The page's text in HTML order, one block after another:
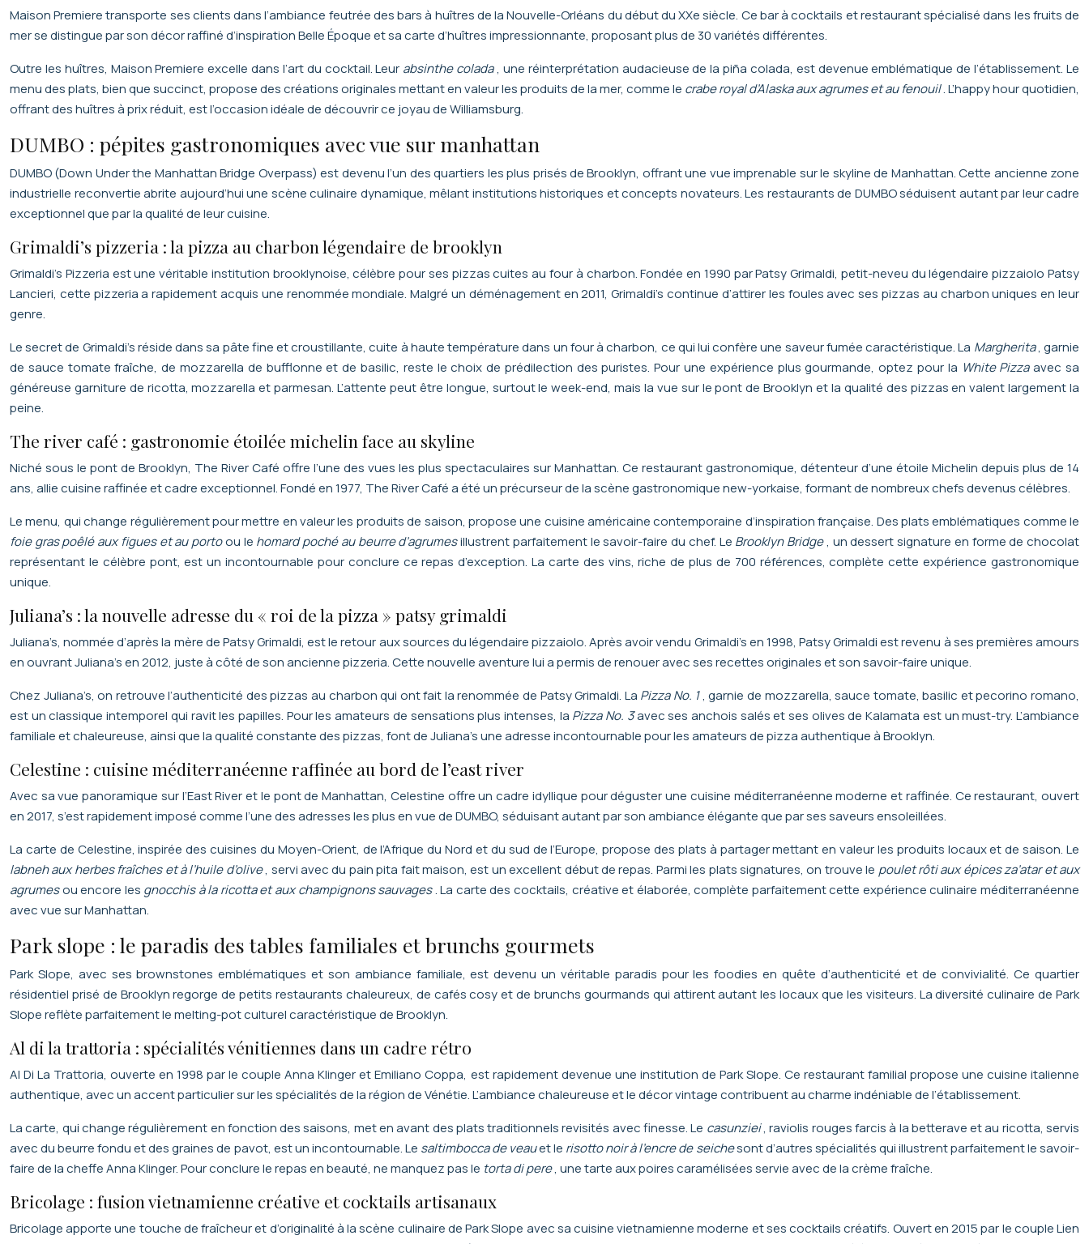
Maison Premiere transporte ses clients dans l’ambiance feutrée des bars à huîtres de la Nouvelle-Orléans du début du XXe siècle. Ce bar à cocktails et restaurant spécialisé dans les fruits de
mer se distingue par son décor raffiné d’inspiration Belle Époque et sa carte d’huîtres impressionnante, proposant plus de 30 variétés différentes.
Outre les huîtres, Maison Premiere excelle dans l’art du cocktail. Leur absinthe colada, une réinterprétation audacieuse de la piña colada, est devenue emblématique de l’établissement. Le
menu des plats, bien que succinct, propose des créations originales mettant en valeur les produits de la mer, comme le crabe royal d’Alaska aux agrumes et au fenouil. L’happy hour quotidien,
offrant des huîtres à prix réduit, est l’occasion idéale de découvrir ce joyau de Williamsburg.
DUMBO : pépites gastronomiques avec vue sur manhattan
DUMBO (Down Under the Manhattan Bridge Overpass) est devenu l’un des quartiers les plus prisés de Brooklyn, offrant une vue imprenable sur le skyline de Manhattan. Cette ancienne zone
industrielle reconvertie abrite aujourd’hui une scène culinaire dynamique, mêlant institutions historiques et concepts novateurs. Les restaurants de DUMBO séduisent autant par leur cadre
exceptionnel que par la qualité de leur cuisine.
Grimaldi’s pizzeria : la pizza au charbon légendaire de brooklyn
Grimaldi’s Pizzeria est une véritable institution brooklynoise, célèbre pour ses pizzas cuites au four à charbon. Fondée en 1990 par Patsy Grimaldi, petit-neveu du légendaire pizzaiolo Patsy
Lancieri, cette pizzeria a rapidement acquis une renommée mondiale. Malgré un déménagement en 2011, Grimaldi’s continue d’attirer les foules avec ses pizzas au charbon uniques en leur
genre.
Le secret de Grimaldi’s réside dans sa pâte fine et croustillante, cuite à haute température dans un four à charbon, ce qui lui confère une saveur fumée caractéristique. La Margherita, garnie
de sauce tomate fraîche, de mozzarella de bufflonne et de basilic, reste le choix de prédilection des puristes. Pour une expérience plus gourmande, optez pour la White Pizzaavec sa
généreuse garniture de ricotta, mozzarella et parmesan. L’attente peut être longue, surtout le week-end, mais la vue sur le pont de Brooklyn et la qualité des pizzas en valent largement la
peine.
The river café : gastronomie étoilée michelin face au skyline
Niché sous le pont de Brooklyn, The River Café offre l’une des vues les plus spectaculaires sur Manhattan. Ce restaurant gastronomique, détenteur d’une étoile Michelin depuis plus de 14
ans, allie cuisine raffinée et cadre exceptionnel. Fondé en 1977, The River Café a été un précurseur de la scène gastronomique new-yorkaise, formant de nombreux chefs devenus célèbres.
Le menu, qui change régulièrement pour mettre en valeur les produits de saison, propose une cuisine américaine contemporaine d’inspiration française. Des plats emblématiques comme le
foie gras poêlé aux figues et au portoou le homard poché au beurre d’agrumesillustrent parfaitement le savoir-faire du chef. Le Brooklyn Bridge, un dessert signature en forme de chocolat
représentant le célèbre pont, est un incontournable pour conclure ce repas d’exception. La carte des vins, riche de plus de 700 références, complète cette expérience gastronomique
unique.
Juliana’s : la nouvelle adresse du « roi de la pizza » patsy grimaldi
Juliana’s, nommée d’après la mère de Patsy Grimaldi, est le retour aux sources du légendaire pizzaiolo. Après avoir vendu Grimaldi’s en 1998, Patsy Grimaldi est revenu à ses premières amours
en ouvrant Juliana’s en 2012, juste à côté de son ancienne pizzeria. Cette nouvelle aventure lui a permis de renouer avec ses recettes originales et son savoir-faire unique.
Chez Juliana’s, on retrouve l’authenticité des pizzas au charbon qui ont fait la renommée de Patsy Grimaldi. La Pizza No. 1, garnie de mozzarella, sauce tomate, basilic et pecorino romano,
est un classique intemporel qui ravit les papilles. Pour les amateurs de sensations plus intenses, la Pizza No. 3avec ses anchois salés et ses olives de Kalamata est un must-try. L’ambiance
familiale et chaleureuse, ainsi que la qualité constante des pizzas, font de Juliana’s une adresse incontournable pour les amateurs de pizza authentique à Brooklyn.
Celestine : cuisine méditerranéenne raffinée au bord de l’east river
Avec sa vue panoramique sur l’East River et le pont de Manhattan, Celestine offre un cadre idyllique pour déguster une cuisine méditerranéenne moderne et raffinée. Ce restaurant, ouvert
en 2017, s’est rapidement imposé comme l’une des adresses les plus en vue de DUMBO, séduisant autant par son ambiance élégante que par ses saveurs ensoleillées.
La carte de Celestine, inspirée des cuisines du Moyen-Orient, de l’Afrique du Nord et du sud de l’Europe, propose des plats à partager mettant en valeur les produits locaux et de saison. Le
labneh aux herbes fraîches et à l’huile d’olive, servi avec du pain pita fait maison, est un excellent début de repas. Parmi les plats signatures, on trouve le poulet rôti aux épices za’atar et aux
agrumesou encore les gnocchis à la ricotta et aux champignons sauvages. La carte des cocktails, créative et élaborée, complète parfaitement cette expérience culinaire méditerranéenne
avec vue sur Manhattan.
Park slope : le paradis des tables familiales et brunchs gourmets
Park Slope, avec ses brownstones emblématiques et son ambiance familiale, est devenu un véritable paradis pour les foodies en quête d’authenticité et de convivialité. Ce quartier
résidentiel prisé de Brooklyn regorge de petits restaurants chaleureux, de cafés cosy et de brunchs gourmands qui attirent autant les locaux que les visiteurs. La diversité culinaire de Park
Slope reflète parfaitement le melting-pot culturel caractéristique de Brooklyn.
Al di la trattoria : spécialités vénitiennes dans un cadre rétro
Al Di La Trattoria, ouverte en 1998 par le couple Anna Klinger et Emiliano Coppa, est rapidement devenue une institution de Park Slope. Ce restaurant familial propose une cuisine italienne
authentique, avec un accent particulier sur les spécialités de la région de Vénétie. L’ambiance chaleureuse et le décor vintage contribuent au charme indéniable de l’établissement.
La carte, qui change régulièrement en fonction des saisons, met en avant des plats traditionnels revisités avec finesse. Le casunziei, raviolis rouges farcis à la betterave et au ricotta, servis
avec du beurre fondu et des graines de pavot, est un incontournable. Le saltimbocca de veauet le risotto noir à l’encre de seichesont d’autres spécialités qui illustrent parfaitement le savoir-
faire de la cheffe Anna Klinger. Pour conclure le repas en beauté, ne manquez pas le torta di pere, une tarte aux poires caramélisées servie avec de la crème fraîche.
Bricolage : fusion vietnamienne créative et cocktails artisanaux
Bricolage apporte une touche de fraîcheur et d’originalité à la scène culinaire de Park Slope avec sa cuisine vietnamienne moderne et ses cocktails créatifs. Ouvert en 2015 par le couple Lien